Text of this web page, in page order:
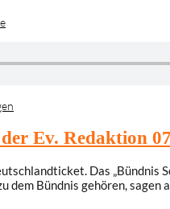
Ev. Redaktion
Das
dem Bündnis gehören, sagen